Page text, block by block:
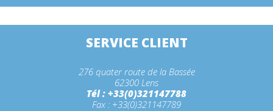
SERVICE CLIENT
276 quater route de la Bassée
62300 Lens
Tél : +33(0)321147788
Fax : +33(0)321147789